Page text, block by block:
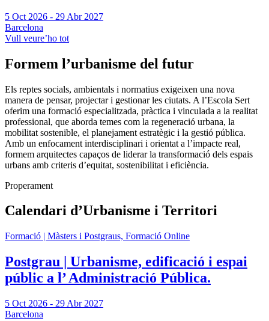
5 Oct 2026 - 29 Abr 2027
Barcelona
Vull veure’ho tot
Formem l’urbanisme del futur
Els reptes socials, ambientals i normatius exigeixen una nova
manera de pensar, projectar i gestionar les ciutats. A l’Escola Sert
oferim una formació especialitzada, pràctica i vinculada a la realitat
professional, que aborda temes com la regeneració urbana, la
mobilitat sostenible, el planejament estratègic i la gestió pública.
Amb un enfocament interdisciplinari i orientat a l’impacte real,
formem arquitectes capaços de liderar la transformació dels espais
urbans amb criteris d’equitat, sostenibilitat i eficiència.
Properament
Calendari d’Urbanisme i Territori
Formació | Màsters i Postgraus, Formació Online
Postgrau | Urbanisme, edificació i espai
públic a l’ Administració Pública.
5 Oct 2026 - 29 Abr 2027
Barcelona